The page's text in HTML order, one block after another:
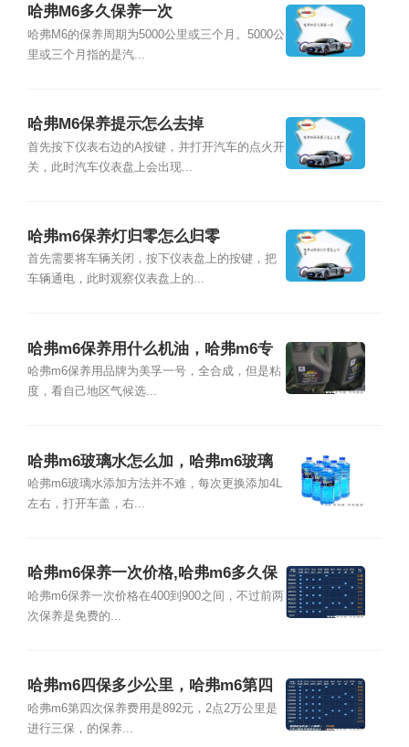
哈弗M6多久保养一次
哈弗M6的保养周期为5000公里或三个月。5000公
里或三个月指的是汽...
哈弗M6保养提示怎么去掉
首先按下仪表右边的A按键，并打开汽车的点火开
关，此时汽车仪表盘上会出现...
哈弗m6保养灯归零怎么归零
首先需要将车辆关闭，按下仪表盘上的按键，把
车辆通电，此时观察仪表盘上的...
哈弗m6保养用什么机油，哈弗m6专
用机油价格
哈弗m6保养用品牌为美孚一号，全合成，但是粘
度，看自己地区气候选...
哈弗m6玻璃水怎么加，哈弗m6玻璃
水加多少
哈弗m6玻璃水添加方法并不难，每次更换添加4L
左右，打开车盖，右...
哈弗m6保养一次价格,哈弗m6多久保
养一次
哈弗m6保养一次价格在400到900之间，不过前两
次保养是免费的...
哈弗m6四保多少公里，哈弗m6第四
次保养多少钱
哈弗m6第四次保养费用是892元，2点2万公里是
进行三保，的保养...